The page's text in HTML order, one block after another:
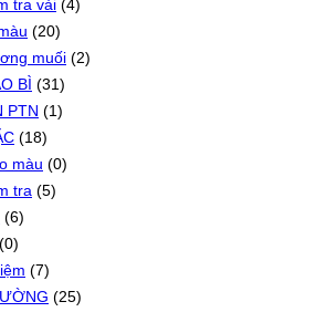
tra vải (4)
(20)
muối (2)
BÌ (31)
PTN (1)
(18)
màu (0)
tra (5)
(6)
(0)
(7)
(25)